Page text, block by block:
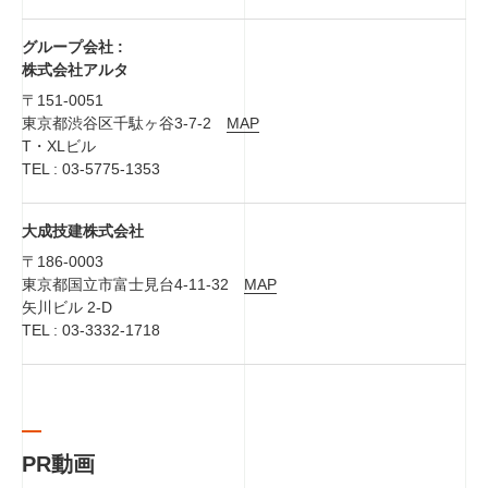
グループ会社 :
株式会社アルタ
〒151-0051
東京都渋谷区千駄ヶ谷3-7-2 MAP
T・XLビル
TEL : 03-5775-1353
大成技建株式会社
〒186-0003
東京都国立市富士見台4-11-32 MAP
矢川ビル 2-D
TEL : 03-3332-1718
PR動画